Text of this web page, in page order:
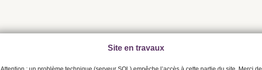
Site en travaux